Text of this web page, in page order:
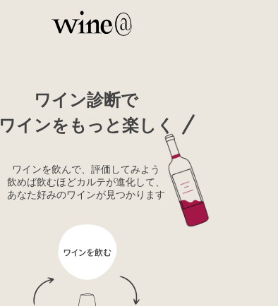
ワイン診断で
ワインをもっと楽しく
ワインを飲んで、評価してみよう
飲めば飲むほどカルテが進化して、
あなた好みのワインが見つかります